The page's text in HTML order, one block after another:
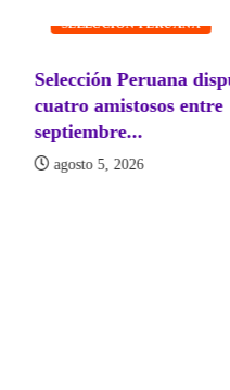
SELECCIÓN PERUANA
Selección Peruana
cuatro amistosos entre
septiembre...
agosto 5, 2026